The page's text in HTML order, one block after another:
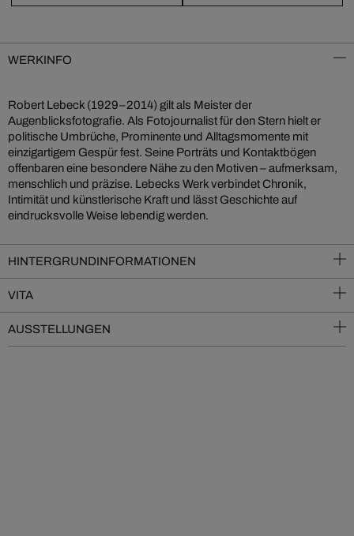
WERKINFO
Robert Lebeck (1929–2014) gilt als Meister der
Augenblicksfotografie. Als Fotojournalist für den Stern hielt er
politische Umbrüche, Prominente und Alltagsmomente mit
einzigartigem Gespür fest. Seine Porträts und Kontaktbögen
offenbaren eine besondere Nähe zu den Motiven – aufmerksam,
menschlich und präzise. Lebecks Werk verbindet Chronik,
Intimität und künstlerische Kraft und lässt Geschichte auf
eindrucksvolle Weise lebendig werden.
HINTERGRUNDINFORMATIONEN
VITA
AUSSTELLUNGEN